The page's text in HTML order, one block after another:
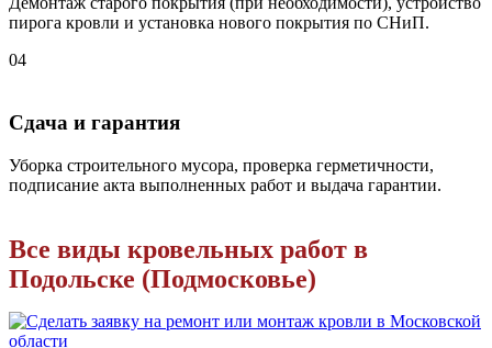
пирога кровли и установка нового покрытия по СНиП.
04
Сдача и гарантия
Уборка строительного мусора, проверка герметичности,
подписание акта выполненных работ и выдача гарантии.
Все виды кровельных работ в
Подольске (Подмосковье)